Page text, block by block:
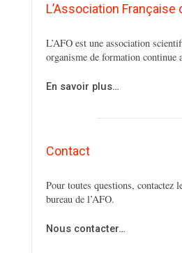
L’Association Française
L’AFO est une association
organisme de formation continue
En savoir plus…
Contact
Pour toutes questions, contactez
bureau de l’AFO.
Nous contacter…